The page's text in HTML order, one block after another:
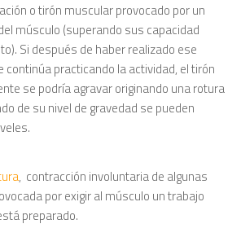
o tirón muscular provocado por un
músculo (superando sus capacidad
Si después de haber realizado ese
practicando la actividad, el tirón
se podría agravar originando una rotura
de su nivel de gravedad se pueden
, contracción involuntaria de algunas
por exigir al músculo un trabajo
preparado.